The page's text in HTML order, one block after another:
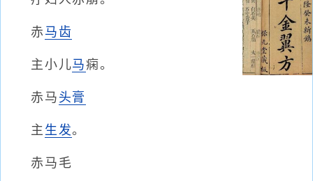
赤 马齿
主小儿马痫。
赤马 头膏
主 生发。
赤马毛